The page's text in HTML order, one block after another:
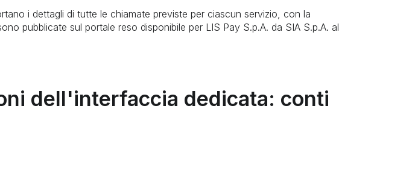
i dettagli di tutte le chiamate previste per ciascun servizio, con la
pubblicate sul portale reso disponibile per LIS Pay S.p.A. da SIA S.p.A. al
dell'interfaccia dedicata: conti